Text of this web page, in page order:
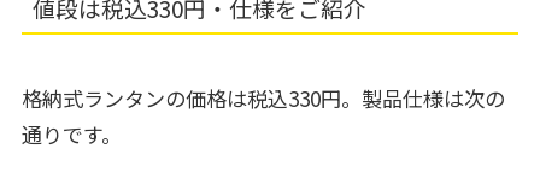
値段は税込330円・仕様をご紹介
格納式ランタンの価格は税込330円。製品仕様は次の
通りです。